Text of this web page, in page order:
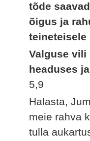
tõde
õigus ja
teineteisele
Valguse vili
headuses
5,9
Halasta,
meie rahva
tulla